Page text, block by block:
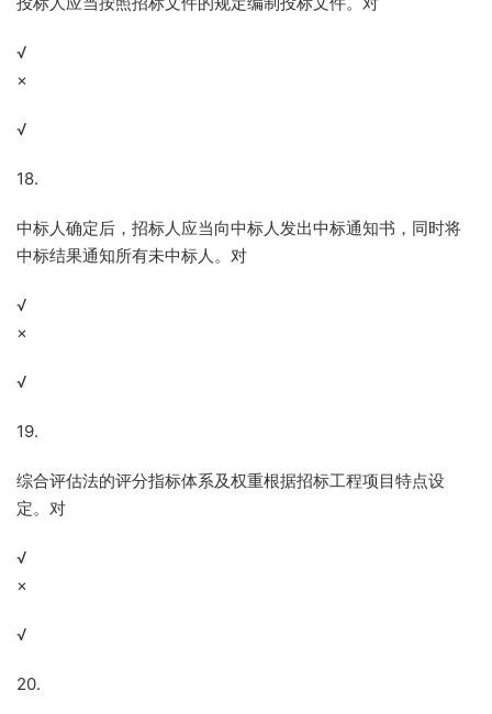
√
×
√
18.
中标人确定后，招标人应当向中标人发出中标通知书，同时将
中标结果通知所有未中标人。对
√
×
√
19.
综合评估法的评分指标体系及权重根据招标工程项目特点设
定。对
√
×
√
20.